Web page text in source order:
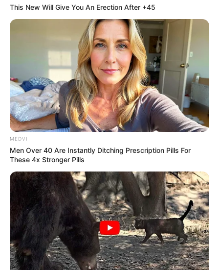
O sofrimento emocional não é exclusividade dos adultos.
Crianças – e até mesmo bebês – podem vivenciar
angústias e dificuldades emocionais. Desde a gestação, o
bebê já é impactado por experiências que podem
influenciar sua saúde mental: complicações na gravidez,
emoções vividas pela mãe, conflitos familiares ou até
adversidades no ambiente onde a família vive, como
catástrofes, violências ou instabilidades.
Reconhecer sinais de sofrimento emocional na infância é
This New Will Give You An Erection After +45
MEDVI
Men Over 40 Are Instantly Ditching Prescription Pills For
These 4x Stronger Pills